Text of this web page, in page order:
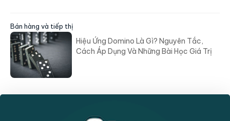
Bán hàng và tiếp thị
Hiệu Ứng Domino Là Gì? Nguyên Tắc,
Cách Áp Dụng Và Những Bài Học Giá Trị